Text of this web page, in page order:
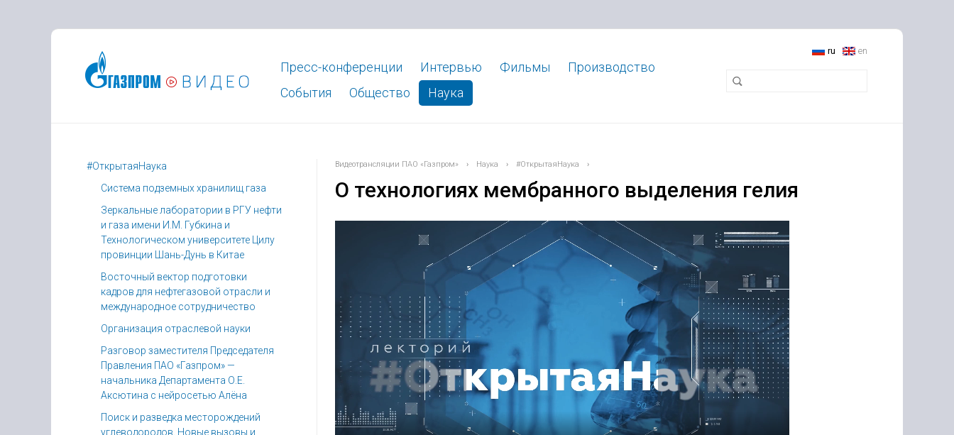
ru en
Пресс-конференции Интервью Фильмы
Производство
События
Общество Наука
#ОткрытаяНаука
Система подземных хранилищ газа
Зеркальные лаборатории в РГУ нефти
и газа имени И.М. Губкина и
Технологическом университете Цилу
провинции Шань-Дунь в Китае
Восточный вектор подготовки
кадров для нефтегазовой отрасли и
международное сотрудничество
Организация отраслевой науки
Разговор заместителя Председателя
Правления ПАО «Газпром» —
начальника Департамента О.Е.
Аксютина с нейросетью Алёна
Поиск и разведка месторождений
углеводородов. Новые вызовы и
Видеотрансляции ПАО «Газпром» › Наука › #ОткрытаяНаука ›
О технологиях мембранного выделения гелия